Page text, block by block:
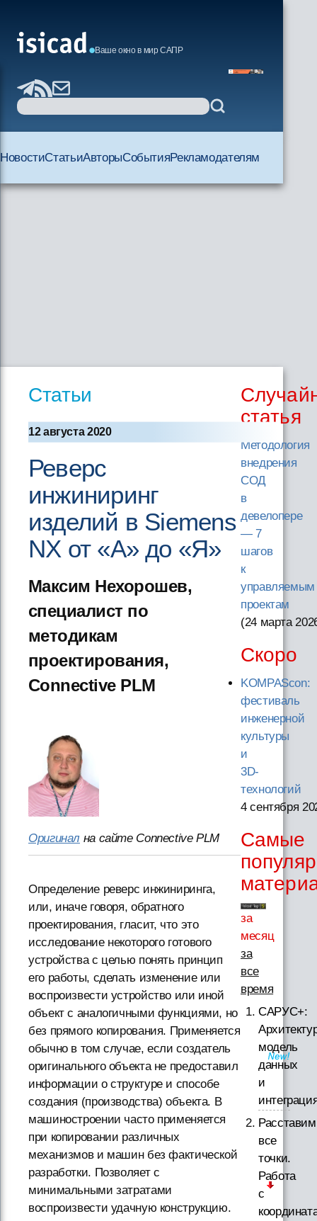
Ваше окно в мир САПР
НовостиСтатьиАвторыСобытияРекламодателям
Статьи
12 августа 2020
Реверс
инжиниринг
изделий в Siemens
NX от «А» до «Я»
Максим Нехорошев,
специалист по
методикам
проектирования,
Connective PLM
Оригинал на сайте Connective PLM
Определение реверс инжиниринга,
или, иначе говоря, обратного
проектирования, гласит, что это
исследование некоторого готового
устройства с целью понять принцип
его работы, сделать изменение или
воспроизвести устройство или иной
объект с аналогичными функциями, но
без прямого копирования. Применяется
обычно в том случае, если создатель
оригинального объекта не предоставил
информации о структуре и способе
создания (производства) объекта. В
машиностроении часто применяется
при копировании различных
механизмов и машин без фактической
разработки. Позволяет с
минимальными затратами
воспроизвести удачную конструкцию.
статья
Методология
внедрения
СОД
в
девелопере
— 7
шагов
к
управляемым
проектам
(24 марта
Скоро
KOMPAScon:
фестиваль
инженерной
культуры
и
3D-
технологий
4 сентября
Самые
за
месяц
за
все
время
САРУС+:
модель
данных
и
Расставим
все
точки.
Работа
с